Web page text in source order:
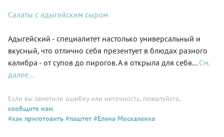
Салаты с адыгейским сыром
Адыгейский - специалитет настолько универсальный и
вкусный, что отлично себя презентует в блюдах разного
калибра - от супов до пирогов. А я открыла для себя... См.
далее...
Если вы заметили ошибку или неточность, пожалуйста,
сообщите нам.
#как приготовить #паштет #Елена Москаленко